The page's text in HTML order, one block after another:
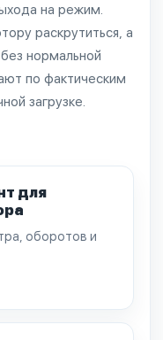
на режим.
раскрутиться, а
нормальной
по фактическим
загрузке.
для
оборотов и